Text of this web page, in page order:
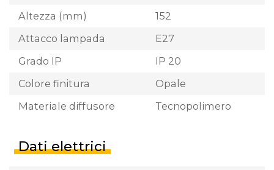
Altezza (mm)
152
Attacco lampada
E27
Grado IP
IP 20
Colore finitura
Opale
Materiale diffusore
Tecnopolimero
Dati elettrici